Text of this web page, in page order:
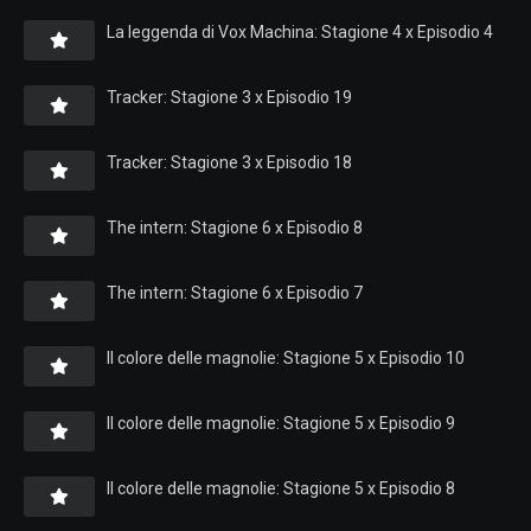
La leggenda di Vox Machina: Stagione 4 x Episodio 4
Tracker: Stagione 3 x Episodio 19
Tracker: Stagione 3 x Episodio 18
The intern: Stagione 6 x Episodio 8
The intern: Stagione 6 x Episodio 7
Il colore delle magnolie: Stagione 5 x Episodio 10
Il colore delle magnolie: Stagione 5 x Episodio 9
Il colore delle magnolie: Stagione 5 x Episodio 8